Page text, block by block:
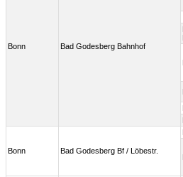
Bonn Bad Godesberg Bahnhof
Bonn Bad Godesberg Bf / Löbestr.